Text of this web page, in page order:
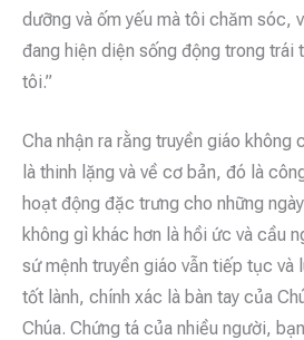
dưỡng và ốm yếu mà tôi chăm sóc,
đang hiện diện sống động trong trái
tôi.”
Cha nhận ra rằng truyền giáo không
là thinh lặng và về cơ bản, đó là
hoạt động đặc trưng cho những
không gì khác hơn là hồi ức và cầu
sứ mệnh truyền giáo vẫn tiếp tục và
tốt lành, chính xác là bàn tay của
Chúa. Chứng tá của nhiều người,